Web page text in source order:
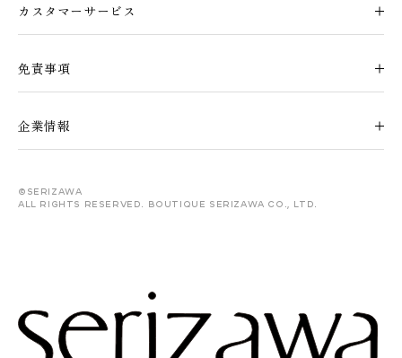
カスタマーサービス
免責事項
企業情報
©serizawa
All rights reserved. Boutique Serizawa Co., Ltd.